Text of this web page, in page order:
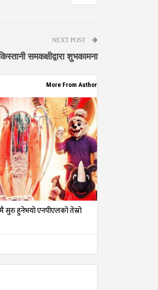
NEXT POST
समकक्षीद्वारा शुभकामना
More From Author
सुरु हुनेभयो एनपीएलको तेस्रो